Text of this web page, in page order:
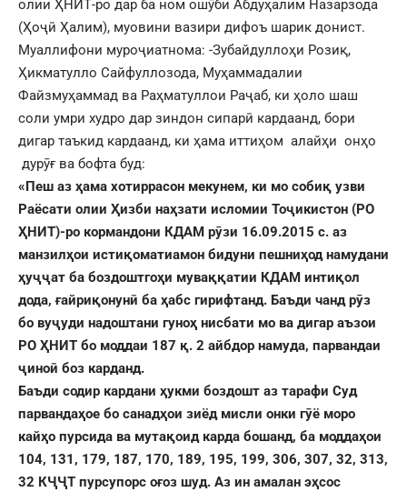
олии ҲНИТ-ро дар ба ном ошӯби Абдуҳалим Назарзода
(Ҳоҷӣ Ҳалим), муовини вазири дифоъ шарик донист.
Муаллифони муроҷиатнома: -Зубайдуллоҳи Розиқ,
Ҳикматулло Сайфуллозода, Муҳаммадалии
Файзмуҳаммад ва Раҳматуллои Раҷаб, ки ҳоло шаш
соли умри худро дар зиндон сипарӣ кардаанд, бори
дигар таъкид кардаанд, ки ҳама иттиҳом алайҳи онҳо
дурӯғ ва бофта буд:
«Пеш аз ҳама хотиррасон мекунем, ки мо собиқ узви
Раёсати олии Ҳизби наҳзати исломии Тоҷикистон (РО
ҲНИТ)-ро кормандони КДАМ рӯзи 16.09.2015 с. аз
манзилҳои истиқоматиамон бидуни пешниҳод намудани
ҳуҷҷат ба боздоштгоҳи муваққатии КДАМ интиқол
дода, ғайриқонунӣ ба ҳабс гирифтанд. Баъди чанд рӯз
бо вуҷуди надоштани гуноҳ нисбати мо ва дигар аъзои
РО ҲНИТ бо моддаи 187 қ. 2 айбдор намуда, парвандаи
ҷиноӣ боз карданд.
Баъди содир кардани ҳукми боздошт аз тарафи Суд
парвандаҳое бо санадҳои зиёд мисли онки гӯё моро
кайҳо пурсида ва мутақоид карда бошанд, ба моддаҳои
104, 131, 179, 187, 170, 189, 195, 199, 306, 307, 32, 313,
32 КҶҶТ пурсупорс оғоз шуд. Аз ин амалан эҳсос